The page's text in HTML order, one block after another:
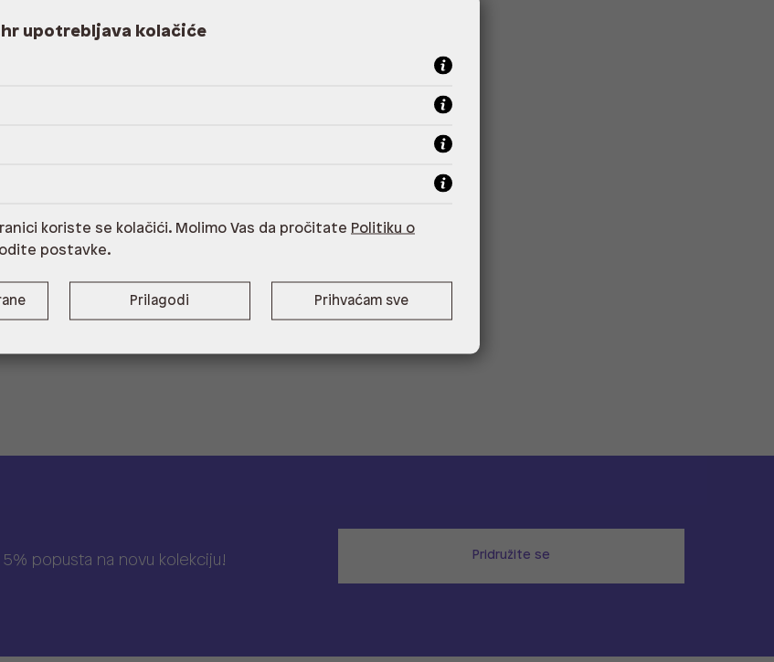
tereftalat,Održavanje sukladno
popusta na novu kolekciju!
Pridružite se
upotrebljava kolačiće
koriste se kolačići. Molimo Vas da pročitate Politiku o
postavke.
Prilagodi Prihvaćam sve